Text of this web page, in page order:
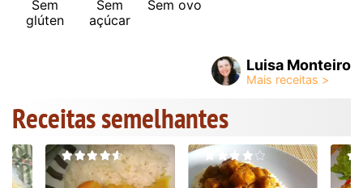
Sem
glúten
Sem
açúcar
Sem ovo
Luisa Monteiro
Receitas semelhantes